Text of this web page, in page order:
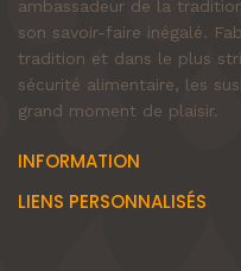
ambassadeur de la
son savoir-faire inégalé.
tradition et dans le plus
sécurité alimentaire, les
grand moment de plaisir.
INFORMATION
LIENS PERSONNALISÉS